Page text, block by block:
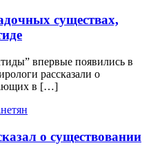
существах,
впервые появились в
рассказали о
в […]
о существовании